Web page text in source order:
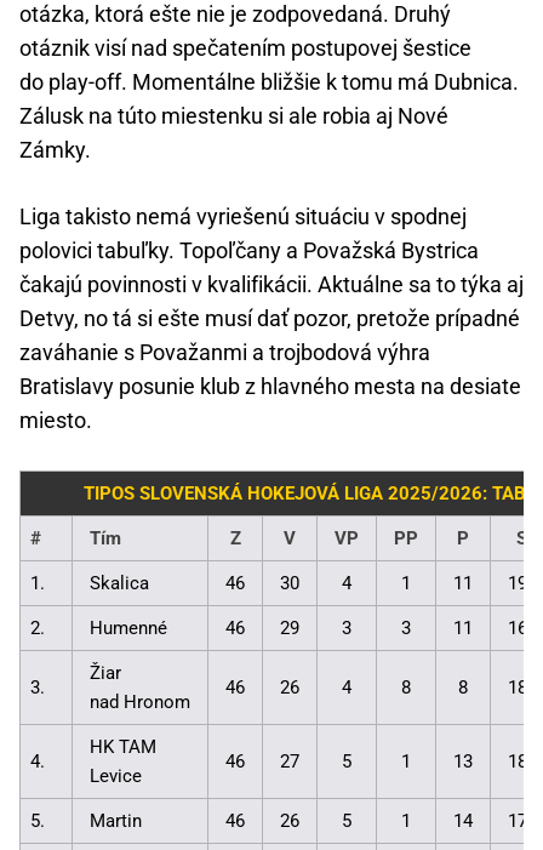
otázka, ktorá ešte nie je zodpovedaná. Druhý
otáznik visí nad spečatením postupovej šestice
do play-off. Momentálne bližšie k tomu má Dubnica.
Zálusk na túto miestenku si ale robia aj Nové
Zámky.
Liga takisto nemá vyriešenú situáciu v spodnej
polovici tabuľky. Topoľčany a Považská Bystrica
čakajú povinnosti v kvalifikácii. Aktuálne sa to týka aj
Detvy, no tá si ešte musí dať pozor, pretože prípadné
zaváhanie s Považanmi a trojbodová výhra
Bratislavy posunie klub z hlavného mesta na desiate
miesto.
TIPOS SLOVENSKÁ HOKEJOVÁ LIGA 2025/2026:
# Tím Z V VP PP P
1. Skalica 46 30 4 1 11
2. Humenné 46 29 3 3 11
3.
Žiar
nad Hronom
46 26 4 8 8
4.
HK TAM
Levice
46 27 5 1 13
5. Martin 46 26 5 1 14